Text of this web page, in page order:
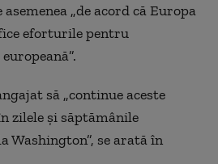
„de acord că Europa
eforturile pentru
să „continue aceste
zilele şi săptămânile
Washington”, se arată în